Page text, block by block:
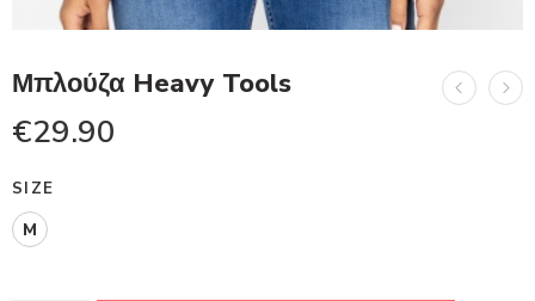
Μπλούζα Heavy Tools
€29.90
SIZE
M